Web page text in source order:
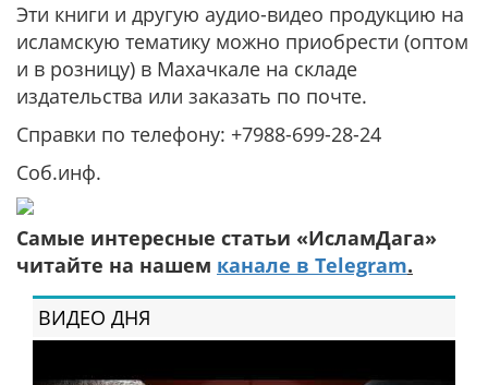
Эти книги и другую аудио-видео продукцию на
исламскую тематику можно приобрести (оптом
и в розницу) в Махачкале на складе
издательства или заказать по почте.
Справки по телефону: +7988-699-28-24
Соб.инф.
Самые интересные статьи «ИсламДага»
читайте на нашем канале в Telegram.
ВИДЕО ДНЯ